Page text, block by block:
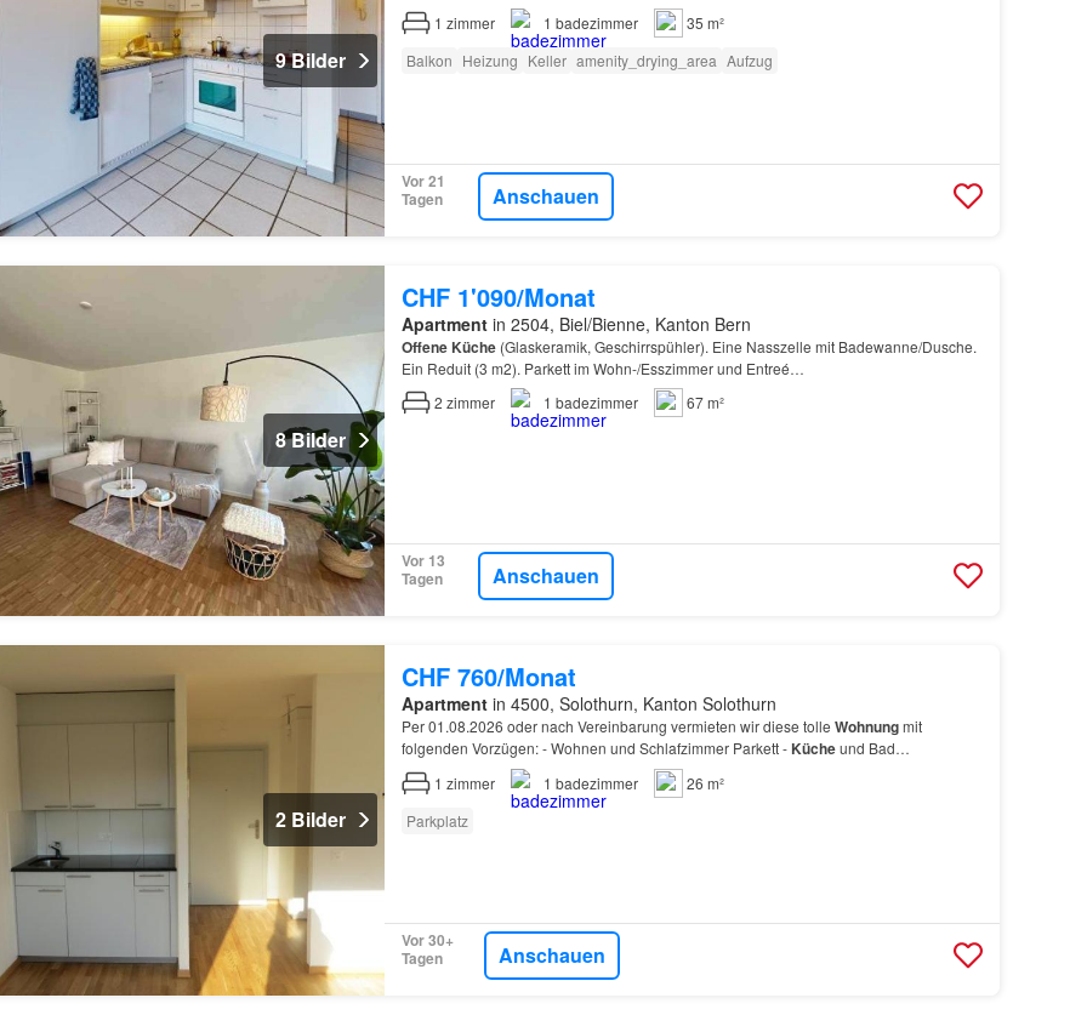
9 Bilder
1 zimmer 1 badezimmer
35 m²
Balkon Heizung Keller amenity_drying_area Aufzug
Vor 21
Tagen
Anschauen
8 Bilder
CHF 1'090/Monat
Apartmentin 2504, Biel/Bienne, Kanton Bern
Offene Küche(Glaskeramik, Geschirrspühler). Eine Nasszelle mit Badewanne/Dusche.
Ein Reduit (3 m2). Parkett im Wohn-/Esszimmer und Entreé…
2 zimmer 1 badezimmer 67 m²
Vor 13
Tagen
Anschauen
2 Bilder
CHF 760/Monat
Apartmentin 4500, Solothurn, Kanton Solothurn
Per 01.08.2026 oder nach Vereinbarung vermieten wir diese tolle Wohnungmit
folgenden Vorzügen: - Wohnen und Schlafzimmer Parkett - Kücheund Bad
Plattenboden -
Offene , moderne Essküche mit Glaskeramik, Granitabdeckung - Bad/…
1 zimmer 1 badezimmer
26 m²
Parkplatz
Vor 30+
Tagen
Anschauen